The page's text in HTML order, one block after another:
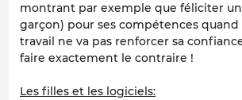
montrant par exemple que féliciter
garçon) pour ses compétences
travail ne va pas renforcer sa
faire exactement le contraire !
Les filles et les logiciels: